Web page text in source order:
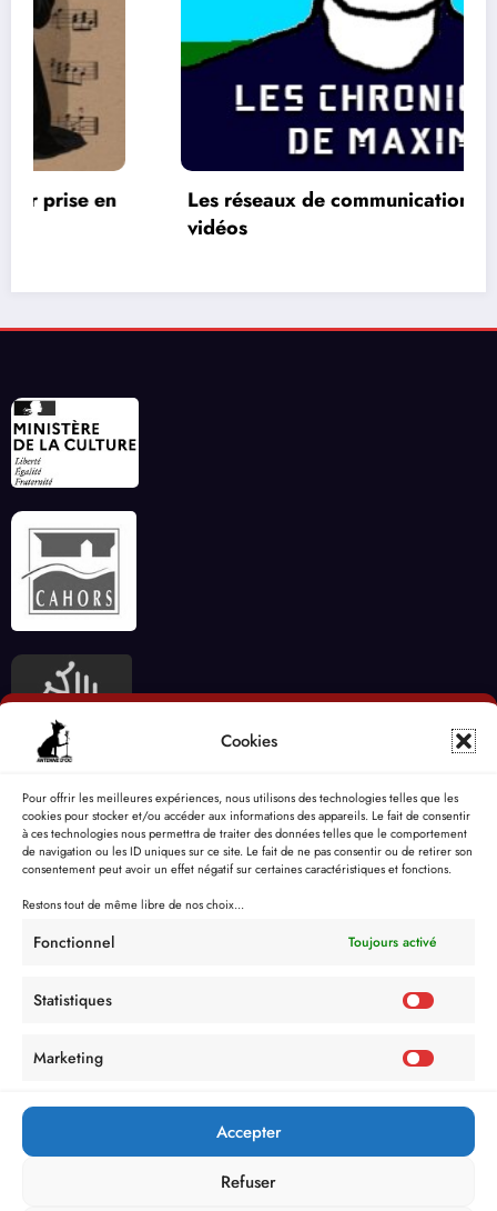
Cookies
Pour offrir les meilleures expériences, nous utilisons des technologies telles que les
cookies pour stocker et/ou accéder aux informations des appareils. Le fait de consentir
à ces technologies nous permettra de traiter des données telles que le comportement
de navigation ou les ID uniques sur ce site. Le fait de ne pas consentir ou de retirer son
consentement peut avoir un effet négatif sur certaines caractéristiques et fonctions.
Restons tout de même libre de nos choix...
Fonctionnel Toujours activé
Statistiques
Marketing
Accepter
Refuser
Les réseaux de communication entre les jeux